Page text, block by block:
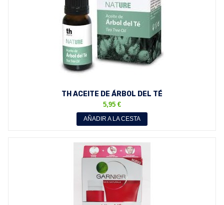
TH ACEITE DE ÁRBOL DEL TÉ
5,95 €
AÑADIR A LA CESTA